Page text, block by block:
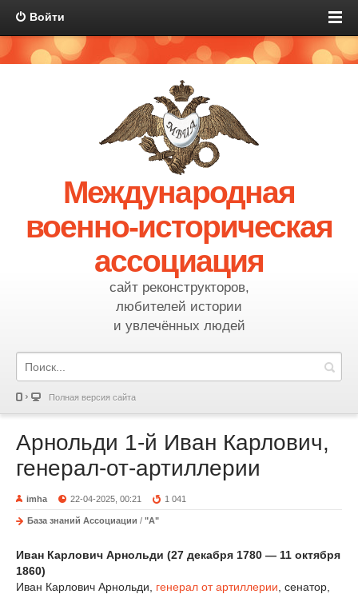
Войти
Международная
военно-историческая
ассоциация
сайт реконструкторов,
любителей истории
и увлечённых людей
Полная версия сайта
Арнольди 1-й Иван Карлович,
генерал-от-артиллерии
imha 22-04-2025, 00:21 1 041
База знаний Ассоциации / "А"
Иван Карлович Арнольди (27 декабря 1780 — 11 октября
1860)
Иван Карлович Арнольди, генерал от артиллерии , сенатор,